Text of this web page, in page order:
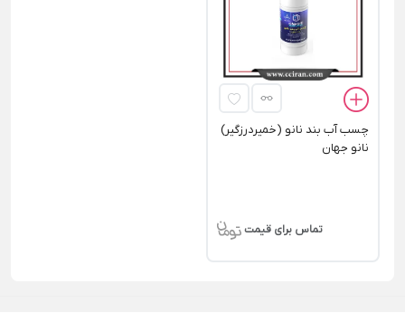
چسب آب بند نانو (خمیردرزگیر)
نانو جهان
تماس برای قیمت